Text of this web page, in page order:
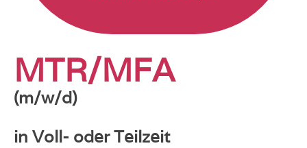
MTR/MFA
(m/w/d)
in Voll- oder Teilzeit